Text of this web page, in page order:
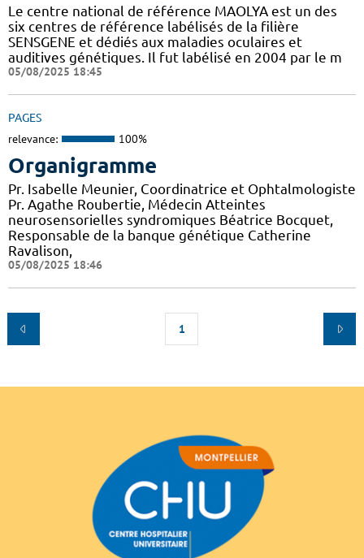
Le centre national de référence MAOLYA est un des
six centres de référence labélisés de la filière
SENSGENE et dédiés aux maladies oculaires et
auditives génétiques. Il fut labélisé en 2004 par le m
05/08/2025 18:45
PAGES
relevance: 100%
Organigramme
Pr. Isabelle Meunier, Coordinatrice et Ophtalmologiste
Pr. Agathe Roubertie, Médecin Atteintes
neurosensorielles syndromiques Béatrice Bocquet,
Responsable de la banque génétique Catherine
Ravalison,
05/08/2025 18:46
1